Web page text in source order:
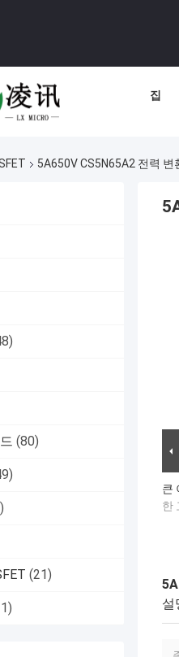
집
5A650V CS5N65A2 전력 변
(80)
(21)
큰
한
설